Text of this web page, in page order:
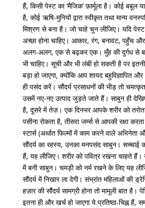
हैं, किसी पेस्ट का ‘मैजिक’ फ़ार्मूला है। कोई बबूल
है, कोई ऋषि-मुनियों द्वारा स्वीकृत तथा मान्य
मिश्रण से बना है। जो चाहे चुन लीजिए। यदि
अच्छा होना चाहिए। आकार, रंग, बनावट, पहुँच
अलग-अलग, एक से बढ़कर एक। मुँह की दुर्गध से
भी चाहिए। सूची और भी लंबी हो सकती है पर
बड़ा हो जाएगा, क्योंकि आप शायद बहुविज्ञापित
ही पसंद करें। सौंदर्य प्रसाधनों की भीड़ तो
उसमें नए-नए उत्पाद जुड़ते जाते हैं। साबुन ही
है, दूसरे में तेज़। एक दिनभर आपके शरीर को
पसीना रोकता है, तीसरा जर्म्स से आपकी रक्षा
स्टार्स (अर्थात फिल्मों में काम करने वाले अभिनेता
सौंदर्य का रहस्य, उनका मनपसंद साबुन। सच्चाई
हैं, यह लीजिए। शरीर को पवित्र रखना चाहते हैं।
में बनी साबुन। चमड़ी को नर्म रखने के लिए यह
सौंदर्य में निखार ला देगी। संभ्रांत महिलाओं की
हज़ार की सौंदर्य सामग्री होना तो मामूली बात है।
इतना ही और खर्च हो जाएगा ये प्रतिष्ठा-चिह्न